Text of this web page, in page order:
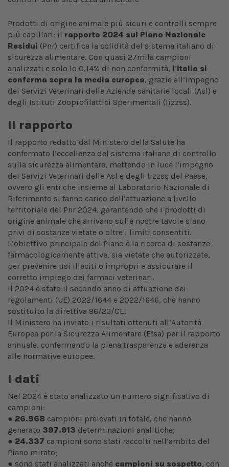
Prodotti di origine animale più sicuri e controlli sempre
più capillari: il rapporto 2024 sul Piano Nazionale
Residui (Pnr) certifica la solidità del sistema italiano di
sicurezza alimentare. Con quasi 27mila campioni
analizzati e solo lo 0,14% di non conformità, l’Italia si
conferma sopra la media europea, grazie all’impegno
dei Servizi Veterinari delle Aziende sanitarie locali (Asl) e
degli Istituti Zooprofilattici Sperimentali (Iizzss).
Il rapporto
Il rapporto redatto dal Ministero della Salute ha
confermato l’eccellenza del sistema italiano di controllo
sulla sicurezza alimentare, mettendo in luce l’impegno
dei Servizi Veterinari delle Asl e degli Iizzss del Paese,
ovvero gli enti che insieme al Laboratorio Nazionale di
Riferimento si fanno carico dell’attuazione a livello
territoriale del Pnr 2024, garantendo che i prodotti di
origine animale che arrivano sulle nostre tavole siano
privi di sostanze vietate o oltre i limiti consentiti.
L’obiettivo principale del Piano è la ricerca di sostanze
farmacologicamente attive, sia vietate che autorizzate,
per prevenire usi illeciti o impropri e assicurare il
corretto impiego dei farmaci veterinari.
Il 2024 è stato il secondo anno di attuazione dei
regolamenti (UE) 2022/1644 e 2022/1646, che hanno
sostituito la direttiva 96/23/CE.
Il Ministero ha inviato i risultati ottenuti all’Autorità
Europea per la Sicurezza Alimentare (Efsa) per il rapporto
annuale, confermando la piena trasparenza e aderenza
alle normative europee.
I dati
Nel 2024 è stato analizzato un numero significativo di
campioni:
● 26.968 campioni prelevati in totale, che hanno
generato 397.913 determinazioni analitiche;
● 24.337 campioni sono stati raccolti nell’ambito del
Piano mirato;
● sono stati analizzati anche campioni su sospetto, con